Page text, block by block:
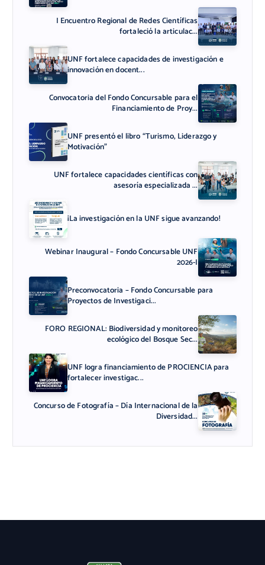
I Encuentro Regional de Redes Científicas
fortaleció la articulac...
UNF fortalece capacidades de investigación e
innovación en docent...
Convocatoria del Fondo Concursable para el
Financiamiento de Proy...
UNF presentó el libro “Turismo, Liderazgo y
Motivación”
UNF fortalece capacidades científicas con
asesoría especializada ...
¡La investigación en la UNF sigue avanzando!
Webinar Inaugural – Fondo Concursable UNF
2026-I
Preconvocatoria – Fondo Concursable para
Proyectos de Investigaci...
FORO REGIONAL: Biodiversidad y monitoreo
ecológico del Bosque Sec...
UNF logra financiamiento de PROCIENCIA para
fortalecer investigac...
Concurso de Fotografía – Día Internacional de la
Diversidad...